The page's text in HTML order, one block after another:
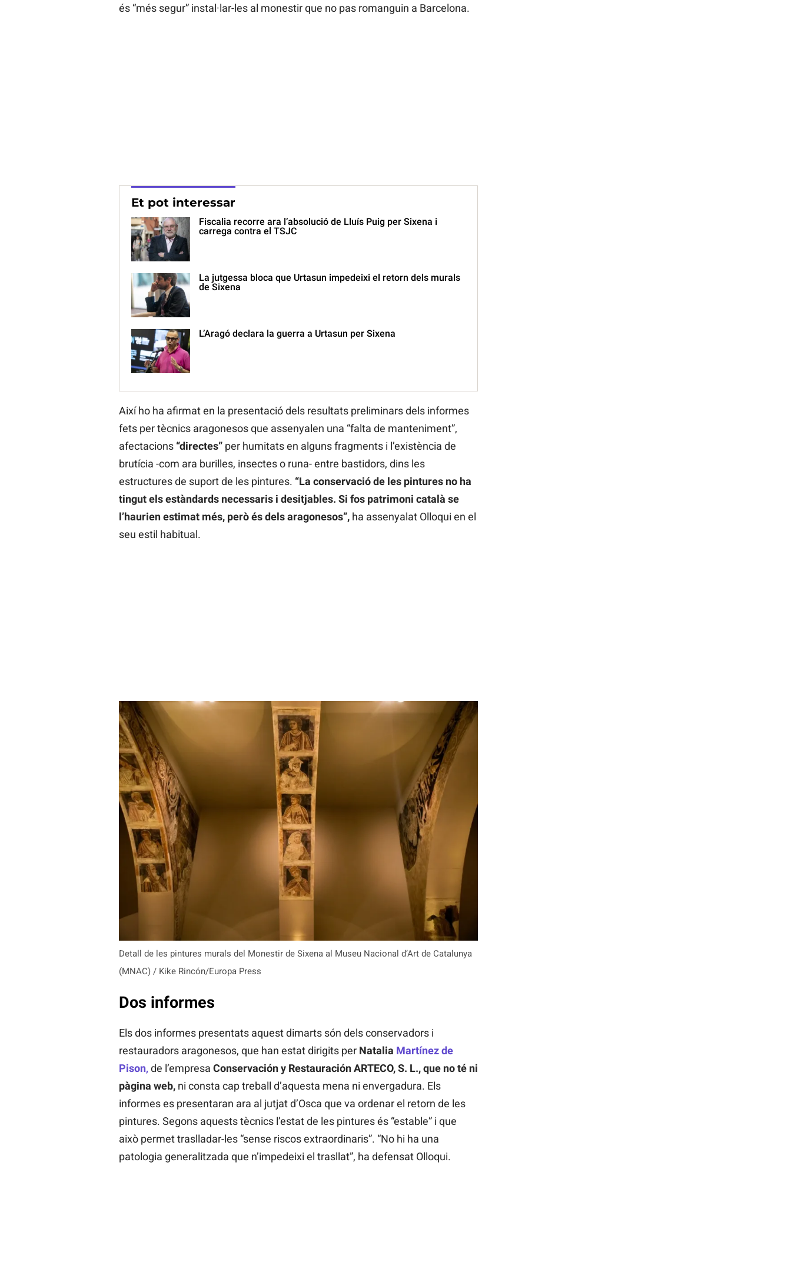
és “més segur” instal·lar-les al monestir que no pas romanguin a Barcelona.
Et pot interessar
Fiscalia recorre ara l’absolució de Lluís Puig per Sixena i
carrega contra el TSJC
La jutgessa bloca que Urtasun impedeixi el retorn dels murals
de Sixena
L’Aragó declara la guerra a Urtasun per Sixena
Així ho ha afirmat en la presentació dels resultats preliminars dels informes
fets per tècnics aragonesos que assenyalen una “falta de manteniment”,
afectacions “directes”per humitats en alguns fragments i l’existència de
brutícia -com ara burilles, insectes o runa- entre bastidors, dins les
estructures de suport de les pintures. “La conservació de les pintures no ha
tingut els estàndards necessaris i desitjables. Si fos patrimoni català se
l’haurien estimat més, però és dels aragonesos”, ha assenyalat Olloqui en el
seu estil habitual.
Detall de les pintures murals del Monestir de Sixena al Museu Nacional d’Art de Catalunya
(MNAC) / Kike Rincón/Europa Press
Dos informes
Els dos informes presentats aquest dimarts són dels conservadors i
restauradors aragonesos, que han estat dirigits per Natalia Martínez de
Pison, de l’empresa Conservación y Restauración ARTECO, S. L., que no té ni
pàgina web,ni consta cap treball d’aquesta mena ni envergadura. Els
informes es presentaran ara al jutjat d’Osca que va ordenar el retorn de les
pintures. Segons aquests tècnics l’estat de les pintures és “estable” i que
això permet traslladar-les “sense riscos extraordinaris”. “No hi ha una
patologia generalitzada que n’impedeixi el trasllat”, ha defensat Olloqui.